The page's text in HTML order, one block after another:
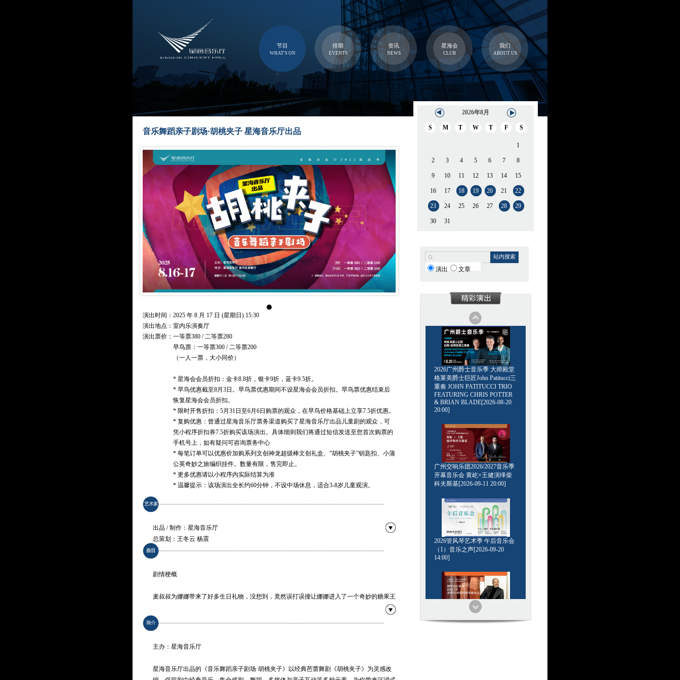
节目
WHAT'S ON
排期
EVENTS
资讯
NEWS
星海会
CLUB
我们
ABOUT US
音乐舞蹈亲子剧场·胡桃夹子 星海音乐厅出品
演出时间：2025 年 8 月 17 日 (星期日) 15:30
演出地点：室内乐演奏厅
演出票价： 一等票380 / 二等票280
早鸟票：一等票300 / 二等票200
（一人一票，大小同价）
* 星海会会员折扣：金卡8.8折，银卡9折，蓝卡9.5折。
* 早鸟优惠截至8月3日。早鸟票优惠期间不设星海会会员折扣。早鸟票优惠结束后
恢复星海会会员折扣。
* 限时开售折扣：5月31日至6月6日购票的观众，在早鸟价格基础上立享7.5折优惠。
* 复购优惠：曾通过星海音乐厅票务渠道购买了星海音乐厅出品儿童剧的观众，可
凭小程序折扣券7.5折购买该场演出。具体细则我们将通过短信发送至您首次购票的
手机号上，如有疑问可咨询票务中心
* 每笔订单可以优惠价加购系列文创神龙超级棒文创礼盒、“胡桃夹子”钥匙扣、小蒲
公英奇妙之旅编织挂件。数量有限，售完即止。
* 更多优惠请以小程序内实际结算为准
* 温馨提示：该场演出全长约60分钟，不设中场休息，适合3-8岁儿童观演。
出品 / 制作：星海音乐厅
总策划：王冬云 杨震
总监制：谭伟
传播策划：罗倩文
剧本改编：王丹妮 米立
音乐设计：吴泽华
灯光舞美设计：刘诗豪
服装设计：李红
剧情梗概
麦叔叔为娜娜带来了好多生日礼物，没想到，竟然误打误撞让娜娜进入了一个奇妙的糖果王
国。糖葫芦、冰淇淋、桂花糕……好多美味，可是，哪里有点不对劲？勇敢的胡桃夹子，可
爱的糖果仙子，爱搞破坏的老鼠王……是朋友还是敌人？娜娜都遇见了什么？快来现场揭晓
吧！
主办：星海音乐厅
星海音乐厅出品的《音乐舞蹈亲子剧场·胡桃夹子》以经典芭蕾舞剧《胡桃夹子》为灵感改
2026年8月
S M T W T F S
1
2 3 4 5 6 7 8
9 10 11 12 13 14 15
16 17 18 19 20 21 22
23 24 25 26 27 28 29
30 31
站内搜索
演出 文章
2026广州爵士音乐季 大师殿堂
格莱美爵士巨匠John Patitucci三
重奏 JOHN PATITUCCI TRIO
FEATURING CHRIS POTTER
& BRIAN BLADE[2026-08-20
20:00]
广州交响乐团2026/2027音乐季
开幕音乐会 黄屹×王健演绎柴
科夫斯基[2026-09-11 20:00]
2026管风琴艺术季 午后音乐会
（1）音乐之声[2026-09-20
14:00]
钢琴名家系列 浪漫王者 基里尔
·格斯坦钢琴独奏会[2026-09-24